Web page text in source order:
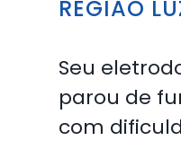
REGIÃO
Seu
parou de
com